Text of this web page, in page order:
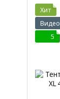
Хит
Видео
5